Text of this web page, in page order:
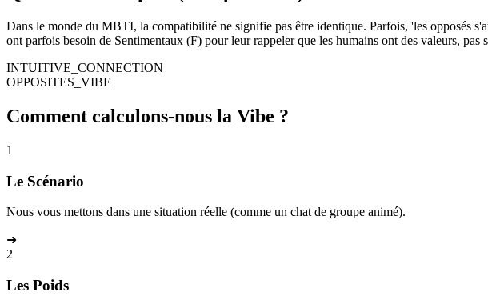
Dans le monde du MBTI, la compatibilité ne signifie pas être identique. Parfois, 'les opposés
ont parfois besoin de Sentimentaux (F) pour leur rappeler que les humains ont des valeurs, pas
INTUITIVE_CONNECTION
OPPOSITES_VIBE
Comment calculons-nous la Vibe ?
1
Le Scénario
Nous vous mettons dans une situation réelle (comme un chat de groupe animé).
➜
2
Les Poids